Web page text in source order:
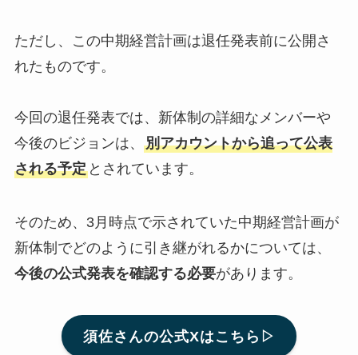
ただし、この中期経営計画は退任発表前に公開さ
れたものです。
今回の退任発表では、新体制の詳細なメンバーや
今後のビジョンは、 別アカウントから追って公表
される予定とされています。
そのため、3月時点で示されていた中期経営計画が
新体制でどのように引き継がれるかについては、
今後の公式発表を確認する必要があります。
須佐さんの公式Xはこちら▷